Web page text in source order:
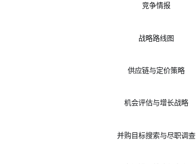
竞争情报
战略路线图
供应链与定价策略
机会评估与增长战略
并购目标搜索与尽职调查